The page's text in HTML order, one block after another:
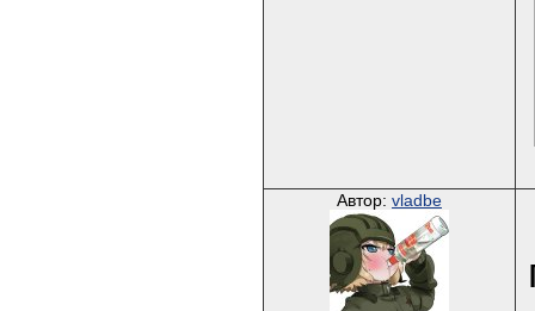
Автор: vladbe